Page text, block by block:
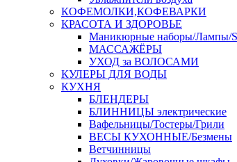
КОФЕМОЛКИ,КОФЕВАРКИ
КРАСОТА И ЗДОРОВЬЕ
Маникюрные наборы/Лампы/
МАССАЖЁРЫ
УХОД за ВОЛОСАМИ
КУЛЕРЫ ДЛЯ ВОДЫ
КУХНЯ
БЛЕНДЕРЫ
БЛИННИЦЫ электрические
Вафельницы/Тостеры/Грили
ВЕСЫ КУХОННЫЕ/Безмены
Ветчинницы